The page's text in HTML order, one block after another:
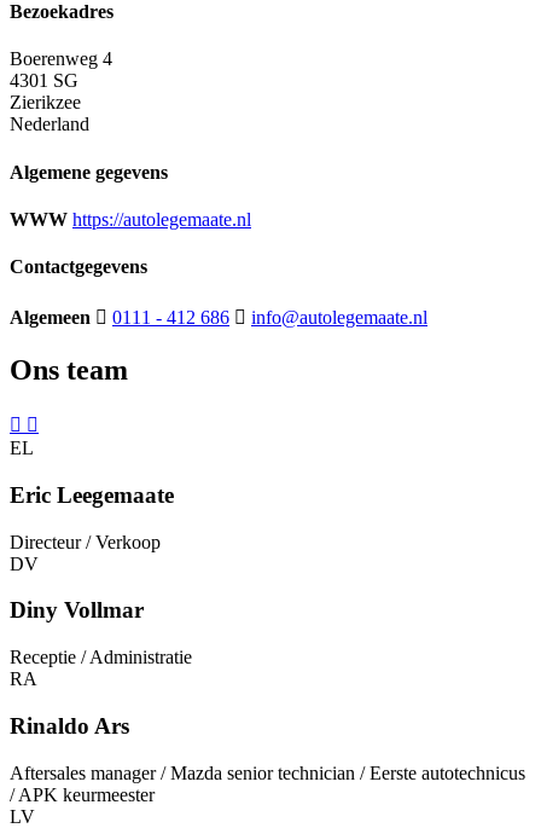
Bezoekadres
Boerenweg 4
4301 SG
Zierikzee
Nederland
Algemene gegevens
WWW https://autolegemaate.nl
Contactgegevens
Algemeen 0111 - 412 686 info@autolegemaate.nl
Ons team
EL
Eric Leegemaate
Directeur / Verkoop
DV
Diny Vollmar
Receptie / Administratie
RA
Rinaldo Ars
Aftersales manager / Mazda senior technician / Eerste autotechnicus
/ APK keurmeester
LV